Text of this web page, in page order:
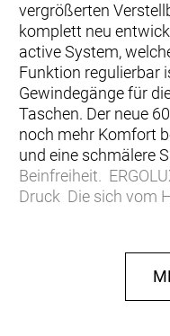
vergrößerten
komplett neu
active System,
Funktion regulierbar
Gewindegänge für
Taschen. Der neue
noch mehr Komfort
und eine schmälere
Beinfreiheit.
Druck Die sich vom
bauchigen
punktuelle
bestmögliche